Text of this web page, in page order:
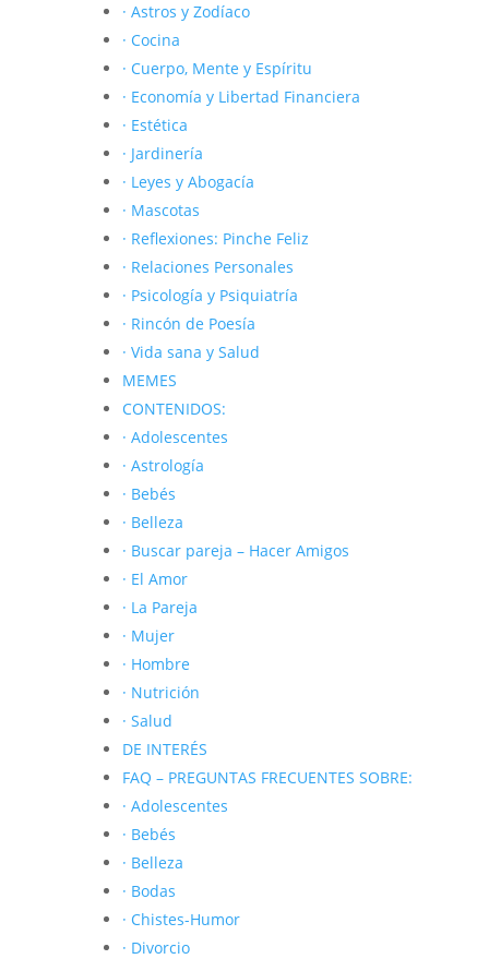
· Astros y Zodíaco
· Cocina
· Cuerpo, Mente y Espíritu
· Economía y Libertad Financiera
· Estética
· Jardinería
· Leyes y Abogacía
· Mascotas
· Reflexiones: Pinche Feliz
· Relaciones Personales
· Psicología y Psiquiatría
· Rincón de Poesía
· Vida sana y Salud
MEMES
CONTENIDOS:
· Adolescentes
· Astrología
· Bebés
· Belleza
· Buscar pareja – Hacer Amigos
· El Amor
· La Pareja
· Mujer
· Hombre
· Nutrición
· Salud
DE INTERÉS
FAQ – PREGUNTAS FRECUENTES SOBRE:
· Adolescentes
· Bebés
· Belleza
· Bodas
· Chistes-Humor
· Divorcio